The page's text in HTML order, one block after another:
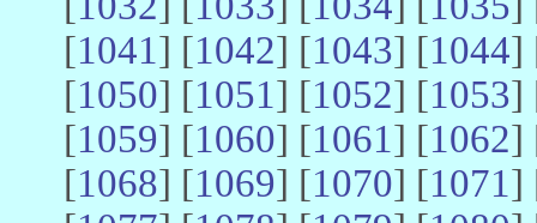
[1041] [1042] [1043] [1044]
[1050] [1051] [1052] [1053]
[1059] [1060] [1061] [1062]
[1068] [1069] [1070] [1071]